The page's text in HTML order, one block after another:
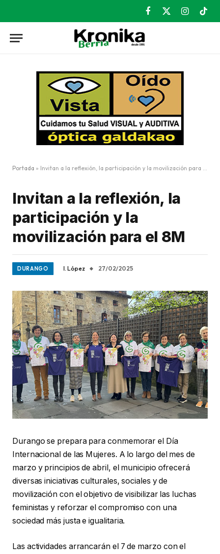
Facebook
X
Instagram
Portada » Invitan a la reflexión, la participación y la movilización para el 8M
Invitan a la reflexión, la
participación y la
movilización para el 8M
DURANGO I. López 27/02/2025
Durango se prepara para conmemorar el Día
Internacional de las Mujeres. A lo largo del mes de
marzo y principios de abril, el municipio ofrecerá
diversas iniciativas culturales, sociales y de
movilización con el objetivo de visibilizar las luchas
feministas y reforzar el compromiso con una
sociedad más justa e igualitaria.
Las actividades arrancarán el 7 de marzo con el